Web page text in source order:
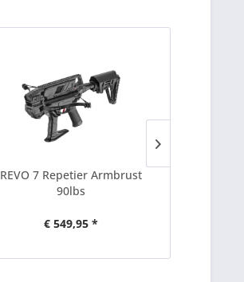
REVO 7 Repetier Armbrust
90lbs
€ 549,95 *